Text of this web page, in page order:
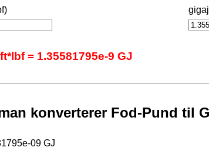
= 1.35581795e-9 GJ
konverterer Fod-Pund til
09 GJ